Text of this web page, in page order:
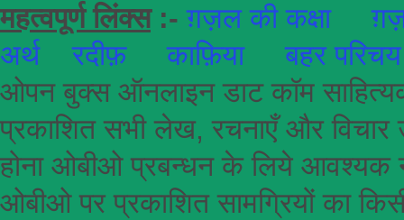
महत्वपूर्ण लिंक्स :- ग़ज़ल की कक्षा
अर्थ
रदीफ़ काफ़िया
बहर
ओपन बुक्स ऑनलाइन डाट कॉम
प्रकाशित सभी लेख, रचनाएँ और विचार
होना ओबीओप्रबन्धन के लिये आवश्यक
ओबीओ पर प्रकाशित सामग्रियों का